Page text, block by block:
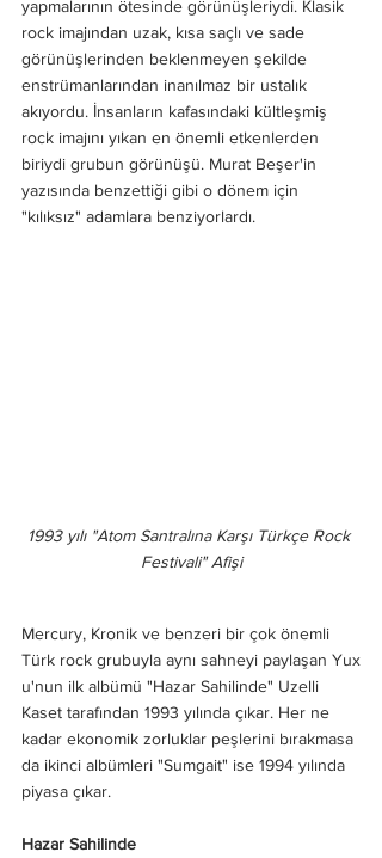
yapmalarının ötesinde görünüşleriydi. Klasik
rock imajından uzak, kısa saçlı ve sade
görünüşlerinden beklenmeyen şekilde
enstrümanlarından inanılmaz bir ustalık
akıyordu. İnsanların kafasındaki kültleşmiş
rock imajını yıkan en önemli etkenlerden
biriydi grubun görünüşü. Murat Beşer'in
yazısında benzettiği gibi o dönem için
"kılıksız" adamlara benziyorlardı.
1993 yılı "Atom Santralına Karşı Türkçe Rock
Festivali" Afişi
Mercury, Kronik ve benzeri bir çok önemli
Türk rock grubuyla aynı sahneyi paylaşan Yux
u'nun ilk albümü "Hazar Sahilinde" Uzelli
Kaset tarafından 1993 yılında çıkar. Her ne
kadar ekonomik zorluklar peşlerini bırakmasa
da ikinci albümleri "Sumgait" ise 1994 yılında
piyasa çıkar.
Hazar Sahilinde